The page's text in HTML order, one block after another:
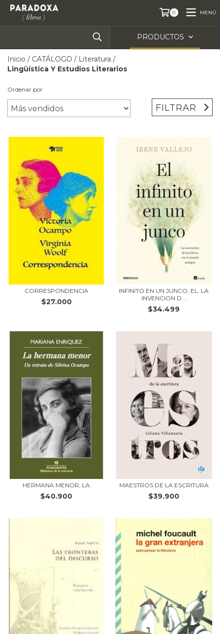
0 MENÚ
PRODUCTOS
Inicio / CATÁLOGO / Literatura /
Lingüística Y Estudios Literarios
Ordenar por
FILTRAR
CORRESPONDENCIA
$27.000
INFINITO EN UN JUNCO, EL. LA
INVENCION D...
$34.499
HERMANA MENOR, LA
$40.900
MAESTROS DE LA ESCRITURA
$39.900